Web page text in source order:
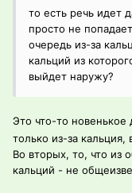
то есть речь идет
просто не
очередь из-за
кальций из
выйдет наружу?
Это что-то новенькое
только из-за
Во вторых, то, что из
кальций - не